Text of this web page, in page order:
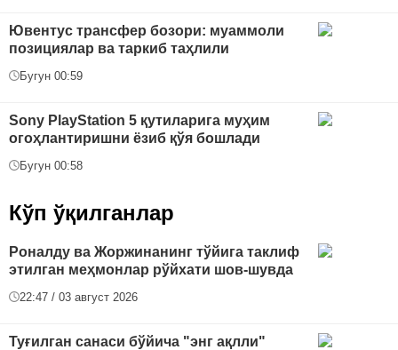
Ювентус трансфер бозори: муаммоли
позициялар ва таркиб таҳлили
Бугун 00:59
Sony PlayStation 5 қутиларига муҳим
огоҳлантиришни ёзиб қўя бошлади
Бугун 00:58
Кўп ўқилганлар
Роналду ва Жоржинанинг тўйига таклиф
этилган меҳмонлар рўйхати шов-шувда
22:47 / 03 август 2026
Туғилган санаси бўйича "энг ақлли"